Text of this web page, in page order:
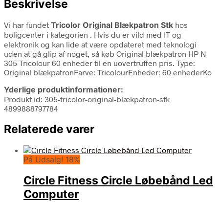
Beskrivelse
Vi har fundet Tricolor Original Blækpatron Stk hos
boligcenter i kategorien . Hvis du er vild med IT og
elektronik og kan lide at være opdateret med teknologi
uden at gå glip af noget, så køb Original blækpatron HP N
305 Tricolour 60 enheder til en uovertruffen pris. Type:
Original blækpatronFarve: TricolourEnheder: 60 enhederKo
Yderlige produktinformationer:
Produkt id: 305-tricolor-original-blækpatron-stk
4899888797784
Relaterede varer
På Udsalg! 18%
Circle Fitness Circle Løbebånd Led
Computer